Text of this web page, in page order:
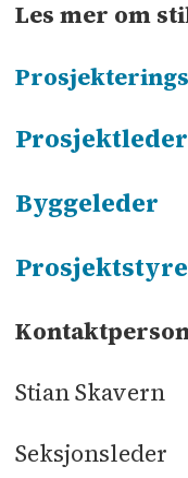
Les mer om
Prosjektleder
Byggeleder
Stian Skavern
Seksjonsleder